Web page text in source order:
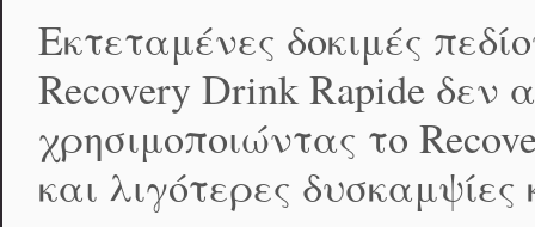
Εκτεταμένες δοκιμές
Recovery Drink Rapide
χρησιμοποιώντας το
και λιγότερες